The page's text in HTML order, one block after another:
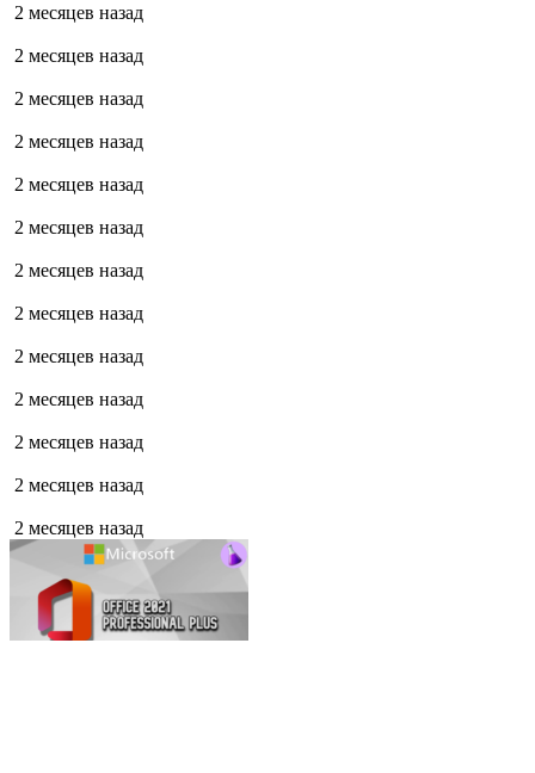
2 месяцев назад
2 месяцев назад
2 месяцев назад
2 месяцев назад
2 месяцев назад
2 месяцев назад
2 месяцев назад
2 месяцев назад
2 месяцев назад
2 месяцев назад
2 месяцев назад
2 месяцев назад
2 месяцев назад